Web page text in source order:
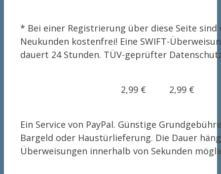
* Bei einer Registrierung über diese Seite
Neukunden kostenfrei! Eine SWIFT-
dauert 24 Stunden. TÜV-geprüfter
2,99 € 2,99 €
Ein Service von PayPal. Günstige
Bargeld oder Haustürlieferung. Die Dauer
Überweisungen innerhalb von Sekunden